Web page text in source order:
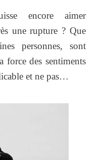
encore aimer
une rupture ? Que
personnes, sont
force des sentiments
et ne pas…